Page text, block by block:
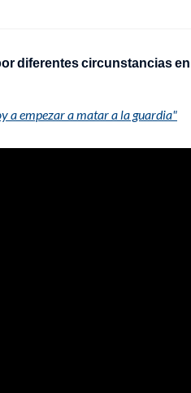
diferentes circunstancias en
a empezar a matar a la guardia"